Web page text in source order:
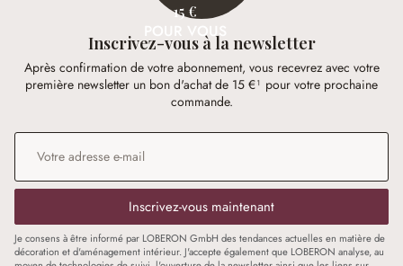
15 €
POUR VOUS
Inscrivez-vous à la newsletter
Après confirmation de votre abonnement, vous recevrez avec votre
première newsletter un bon d'achat de 15 €¹ pour votre prochaine
commande.
Adresse e-mail
Inscrivez-vous maintenant
Je consens à être informé par LOBERON GmbH des tendances actuelles en matière de
décoration et d'aménagement intérieur. J'accepte également que LOBERON analyse, au